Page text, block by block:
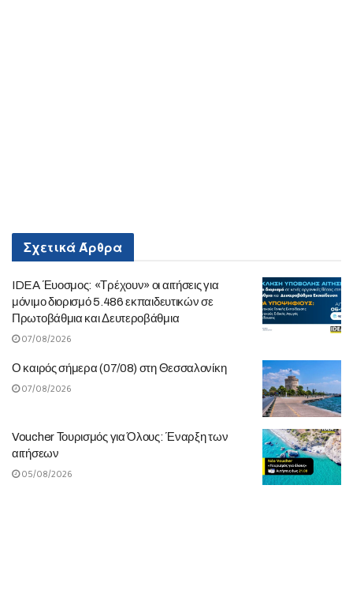
ΣχετικάΆρθρα
IDEA Έυοσμος: «Τρέχουν» οι αιτήσεις για
μόνιμο διορισμό 5.486 εκπαιδευτικών σε
Πρωτοβάθμια και Δευτεροβάθμια
07/08/2026
Ο καιρός σήμερα (07/08) στη Θεσσαλονίκη
07/08/2026
Voucher Τουρισμός για Όλους: Έναρξη των
αιτήσεων
05/08/2026